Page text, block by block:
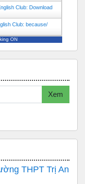
Club: Download
Club: because/
ON
Xem
THPT Trị An